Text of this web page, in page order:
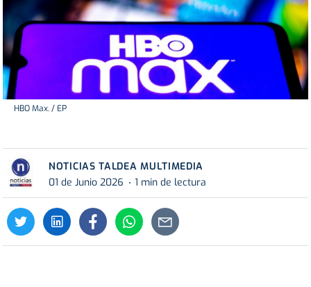
HBO Max. / EP
NOTICIAS TALDEA MULTIMEDIA
01 de Junio 2026
1 min de lectura